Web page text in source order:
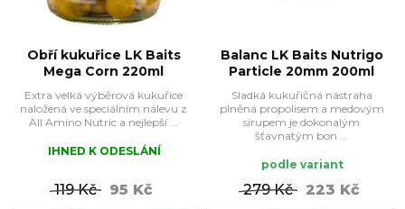
Obří kukuřice LK Baits
Mega Corn 220ml
Extra velká výběrová kukuřice
naložená ve speciálním nálevu z
All Amino Nutric a nejlepší ...
IHNED K ODESLÁNÍ
119 Kč 95 Kč
Balanc LK Baits Nutrigo
Particle 20mm 200ml
Sladká kukuřičná nástraha
plněná propolisem a medovým
sirupem je dokonalým
šťavnatým bon ...
podle variant
279 Kč 223 Kč